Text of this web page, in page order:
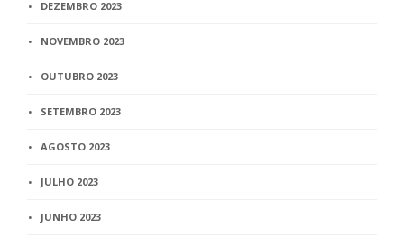
DEZEMBRO 2023
NOVEMBRO 2023
OUTUBRO 2023
SETEMBRO 2023
AGOSTO 2023
JULHO 2023
JUNHO 2023